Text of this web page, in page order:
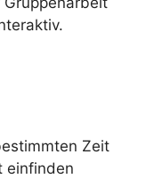
Zeit
einfinden